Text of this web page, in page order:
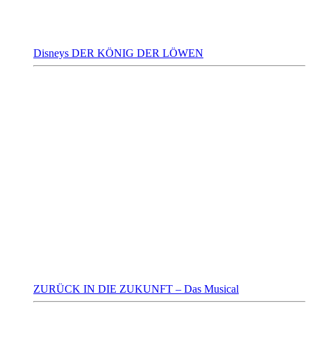
Disneys DER KÖNIG DER LÖWEN
ZURÜCK IN DIE ZUKUNFT – Das Musical